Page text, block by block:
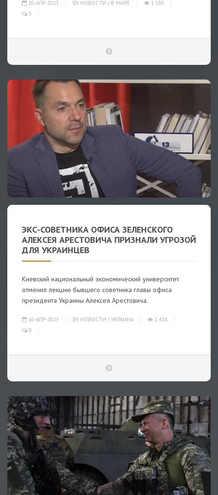
10-АПР-2023 НОВОСТИ / В МИРЕ
1 185
0
ЭКС-СОВЕТНИКА ОФИСА ЗЕЛЕНСКОГО
АЛЕКСЕЯ АРЕСТОВИЧА ПРИЗНАЛИ УГРОЗОЙ
ДЛЯ УКРАИНЦЕВ
Киевский национальный экономический университет
отменил лекцию бывшего советника главы офиса
президента Украины Алексея Арестовича.
10-АПР-2023 НОВОСТИ / УКРАИНА
1 418
0